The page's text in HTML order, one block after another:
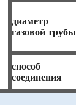
диаметр
газовой трубы
способ
соединения